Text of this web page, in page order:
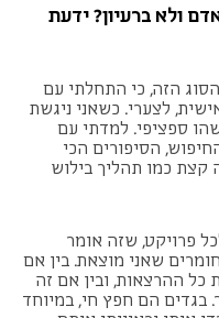
ולא ברעיון? ידעת
הזה, כי התחלתי עם
לצערי. כשאני ניגשת
ספציפי. למדתי עם
הסיפורים הכי
קצת כמו תהליך בילוש
פרויקט, שזה אומר
שאני מוצאת. בין אם
ההרצאות, ובין אם זה
בגדים הם חפץ חי, במיוחד